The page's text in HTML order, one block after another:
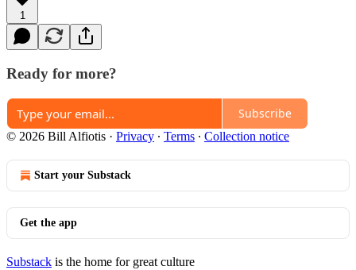
1
Ready for more?
Subscribe
© 2026 Bill Alfiotis · Privacy ∙ Terms ∙ Collection notice
Start your Substack
Get the app
Substack is the home for great culture